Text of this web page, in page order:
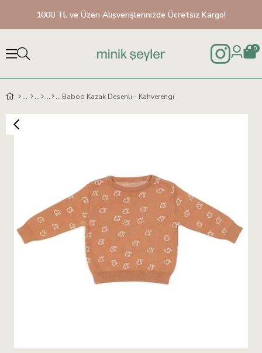
1000 TL ve Üzeri Alışverişlerinizde Ücretsiz Kargo!
0
Baboo Kazak Desenli - Kahverengi